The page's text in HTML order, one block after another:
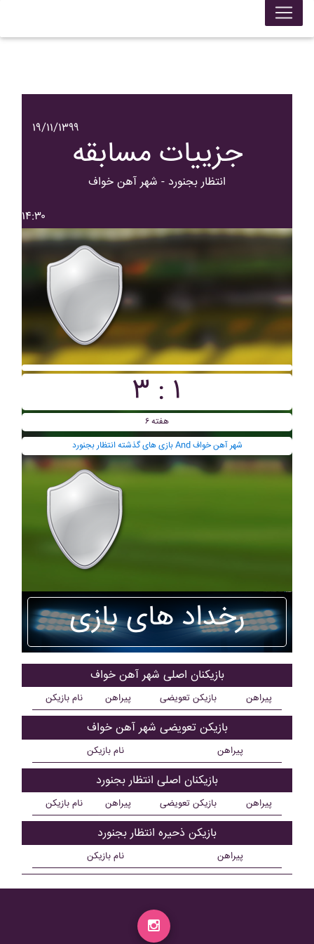
۱۹/۱۱/۱۳۹۹
جزییات مسابقه
انتظار بجنورد - شهر آهن خواف
۱۴:۳۰
۳ : ۱
هفته ۶
بازی های گذشته انتظار بجنورد And شهر آهن خواف
رخداد های بازی
بازیکنان اصلی شهر آهن خواف
نام بازیکن پیراهن بازیکن تعویضی پیراهن
بازیکن تعویضی شهر آهن خواف
نام بازیکن پیراهن
بازیکنان اصلی انتظار بجنورد
نام بازیکن پیراهن بازیکن تعویضی پیراهن
بازیکن ذحیره انتظار بجنورد
نام بازیکن پیراهن